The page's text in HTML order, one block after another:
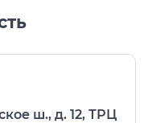
ш., д. 12, ТРЦ